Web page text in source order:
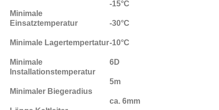
Minimale
Einsatztemperatur
Minimale Lagertempertatur
Minimale
Installationstemperatur
Minimaler Biegeradius
-15°C
-30°C
-10°C
6D
5m
ca. 6mm